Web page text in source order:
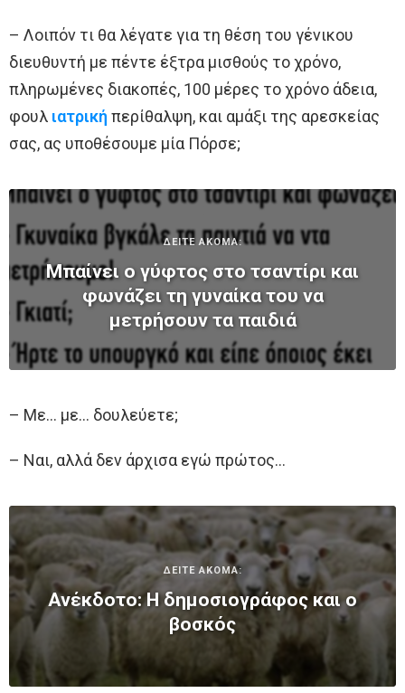
– Λοιπόν τι θα λέγατε για τη θέση του γένικου
διευθυντή με πέντε έξτρα μισθούς το χρόνο,
πληρωμένες διακοπές, 100 μέρες το χρόνο άδεια,
φουλ ιατρική περίθαλψη, και αμάξι της αρεσκείας
σας, ας υποθέσουμε μία Πόρσε;
ΔΕΙΤΕ ΑΚΟΜΑ:
Μπαίνει ο γύφτος στο τσαντίρι και
φωνάζει τη γυναίκα του να
μετρήσουν τα παιδιά
– Με… με… δουλεύετε;
– Ναι, αλλά δεν άρχισα εγώ πρώτος…
ΔΕΙΤΕ ΑΚΟΜΑ:
Ανέκδοτο: Η δημοσιογράφος και ο
βοσκός